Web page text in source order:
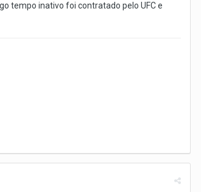
tempo inativo foi contratado pelo UFC e